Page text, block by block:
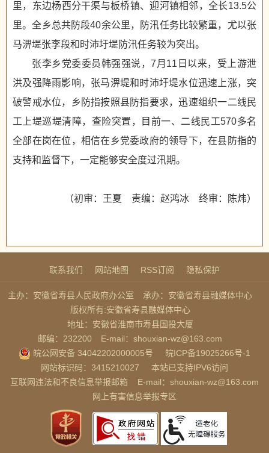
里，东边杨西分干渠与板桥镇、迎河镇相邻，全长13.5公
里。全乡总共防段40余公里，防汛任务比较繁重，尤以张
马淠堤张李段和时沛圩堤防汛任务较为突出。
张李乡党委委员韩强强说，7月11日以来，受上游泄
洪及强降雨影响，张马淠堤和时沛圩堤水位迅速上涨，突
破警戒水位，乡防指按照县防指要求，迅速组织一二线民
工上堤巡堤清障，查险突置，目前一、二线民工570多名
全部在岗在位，相信在乡党委政府的领导下，在县防指的
支持和监督下，一定能够安全度过汛期。
（初审：王夏 责编：赵鸿冰 终审：陈炜）
联系我们 网站地图 RSS订阅 隐私保护
主办：安徽省寿县人民政府办公室
承办：安徽省寿县融媒体中心
版权所有:安徽省寿县融媒体中心
地址：安徽省淮南市寿县国投大厦
邮编：232200
E-mail：shouxian-wz@163.com
皖公网安备 34042202000005号
皖ICP备19025266号-1
网站标识码：3415210027
本站已支持IPV6访问
互联网违法和不良信息举报邮箱
E-mail：shouxian-wz@163.com
网上有害信息举报专区